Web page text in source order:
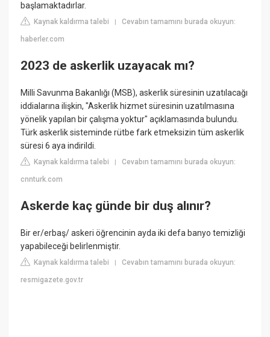
başlamaktadırlar.
Kaynak kaldırma talebi |Cevabın tamamını burada okuyun:
haberler.com
2023 de askerlik uzayacak mı?
Milli Savunma Bakanlığı (MSB), askerlik süresinin uzatılacağı
iddialarına ilişkin, "Askerlik hizmet süresinin uzatılmasına
yönelik yapılan bir çalışma yoktur" açıklamasında bulundu.
Türk askerlik sisteminde rütbe fark etmeksizin tüm askerlik
süresi 6 aya indirildi.
Kaynak kaldırma talebi |Cevabın tamamını burada okuyun:
cnnturk.com
Askerde kaç günde bir duş alınır?
Bir er/erbaş/ askeri öğrencinin ayda iki defa banyo temizliği
yapabileceği belirlenmiştir.
Kaynak kaldırma talebi |Cevabın tamamını burada okuyun:
resmigazete.gov.tr